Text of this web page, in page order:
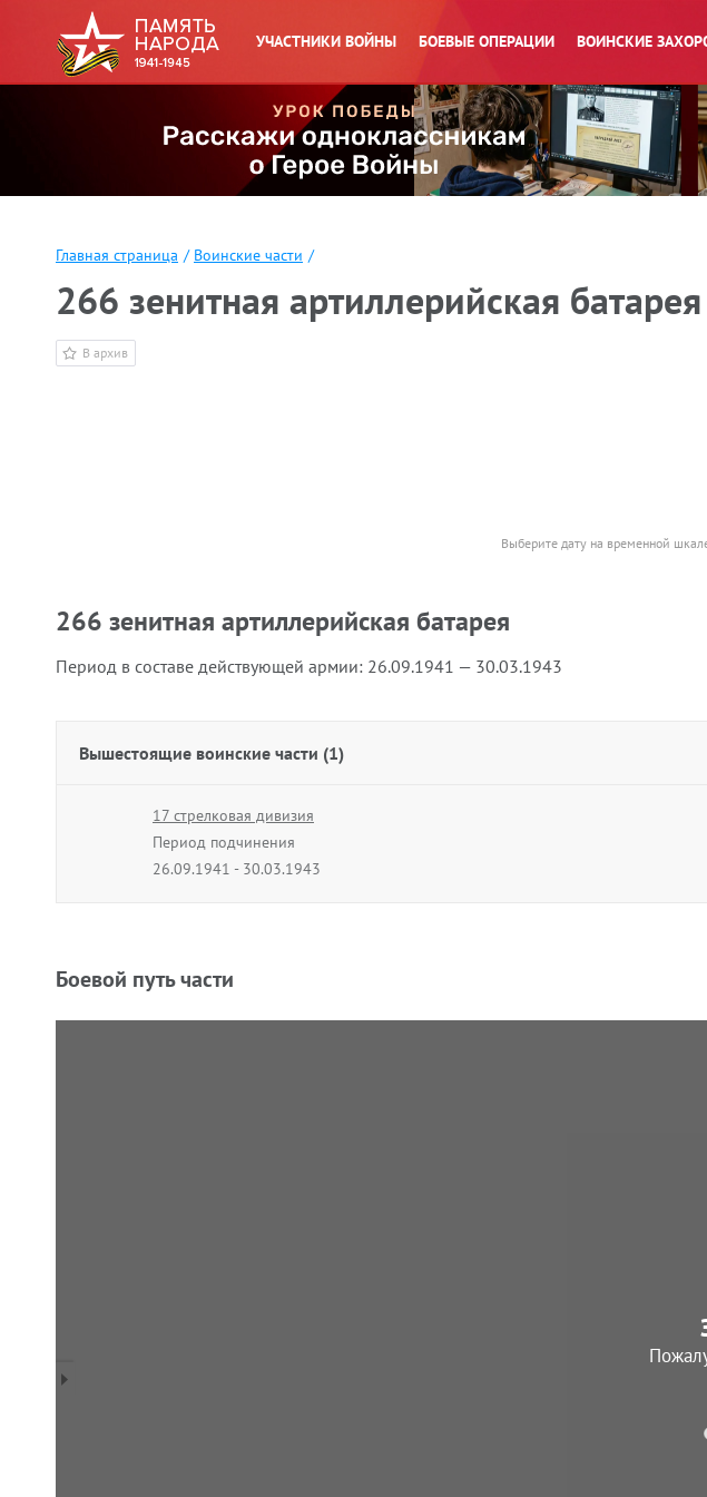
УЧАСТНИКИ ВОЙНЫ БОЕВЫЕ ОПЕРАЦИИ ВОИНСКИЕ
Главная страница / Воинские части /
266 зенитная артиллерийская батарея
В архив
Выберите дату на временной
266 зенитная артиллерийская батарея
Период в составе действующей армии: 26.09.1941 — 30.03.1943
Вышестоящие воинские части (1)
17 стрелковая дивизия
Период подчинения
26.09.1941 - 30.03.1943
Боевой путь части